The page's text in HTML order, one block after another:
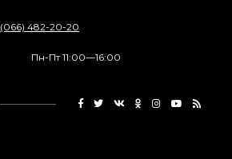
(066) 482-20-20
Пн-Пт 11:00—16:00